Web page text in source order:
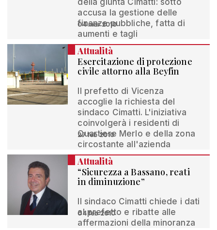
della giunta Cimatti: sotto
accusa la gestione delle
finanze pubbliche, fatta di
aumenti e tagli
04 mar 2010
Attualità
Esercitazione di protezione
civile attorno alla Beyfin
Il prefetto di Vicenza
accoglie la richiesta del
sindaco Cimatti. L'iniziativa
coinvolgerà i residenti di
Quartiere Merlo e della zona
circostante all'azienda
27 feb 2010
Attualità
“Sicurezza a Bassano, reati
in diminuzione”
Il sindaco Cimatti chiede i dati
al prefetto e ribatte alle
affermazioni della minoranza
04 feb 2010